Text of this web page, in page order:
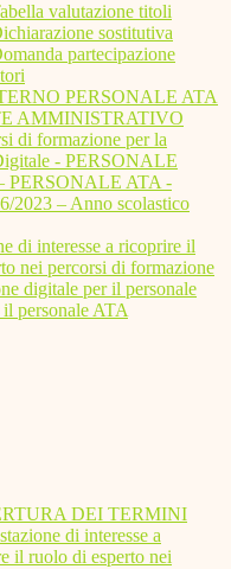
valutazione titoli
sostitutiva
partecipazione
PERSONALE ATA
AMMINISTRATIVO
di formazione per la
- PERSONALE
PERSONALE ATA -
2023 – Anno scolastico
di interesse a ricoprire il
nei percorsi di formazione
digitale per il personale
personale ATA
DEI TERMINI
di interesse a
il ruolo di esperto nei